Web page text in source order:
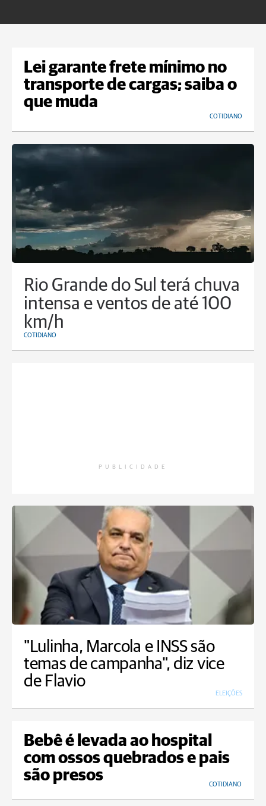
Lei garante frete mínimo no
transporte de cargas; saiba o
que muda
COTIDIANO
Rio Grande do Sul terá chuva
intensa e ventos de até 100
km/h
COTIDIANO
PUBLICIDADE
"Lulinha, Marcola e INSS são
temas de campanha", diz vice
de Flavio
ELEIÇÕES
Bebê é levada ao hospital
com ossos quebrados e pais
são presos
COTIDIANO